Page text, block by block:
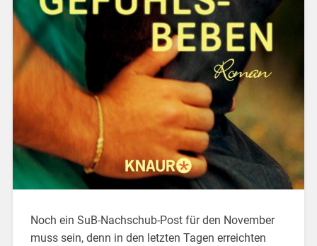
Noch ein SuB-Nachschub-Post für den November
muss sein, denn in den letzten Tagen erreichten